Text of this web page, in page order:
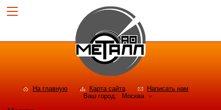
На главную Карта сайта
Написать нам
Ваш город:
Москва